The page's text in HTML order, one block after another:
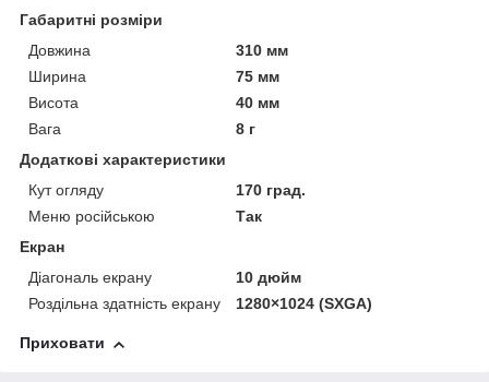
Габаритні розміри
Довжина
310 мм
Ширина
75 мм
Висота
40 мм
Вага
8 г
Додаткові характеристики
Кут огляду
170 град.
Меню російською
Так
Екран
Діагональ екрану
10 дюйм
Роздільна здатність екрану
1280×1024 (SXGA)
Приховати